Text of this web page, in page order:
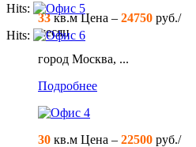
33 кв.м Цена – 24750 руб./
месяц
город Москва, ...
Подробнее
Офис 4
30 кв.м Цена – 22500 руб./
Hits:
Hits: